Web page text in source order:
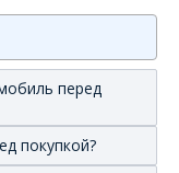
перед
покупкой?